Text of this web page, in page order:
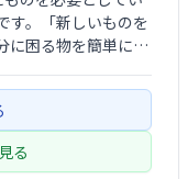
す。「新しいものを
に困る物を簡単にシ
ます。
る